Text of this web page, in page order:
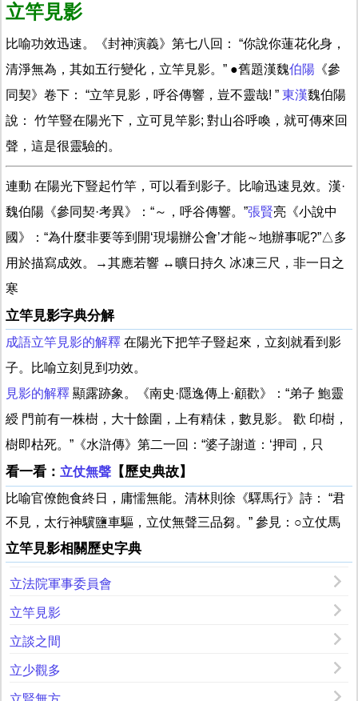
立竿見影
比喻功效迅速。《封神演義》第七八回： “你說你蓮花化身，
清淨無為，其如五行變化，立竿見影。” ●舊題漢魏伯陽 《參
同契》卷下： “立竿見影，呼谷傳響，豈不靈哉! ” 東漢魏伯陽
說： 竹竿豎在陽光下，立可見竿影; 對山谷呼喚，就可傳來回
聲，這是很靈驗的。
連動 在陽光下豎起竹竿，可以看到影子。比喻迅速見效。漢·
魏伯陽《參同契·考異》：“～，呼谷傳響。”張賢亮《小說中
國》：“為什麼非要等到開‘現場辦公會’才能～地辦事呢?”△多
用於描寫成效。→其應若響 ↔曠日持久 冰凍三尺，非一日之
寒
立竿見影字典分解
成語立竿見影的解釋 在陽光下把竿子豎起來，立刻就看到影
子。比喻立刻見到功效。
見影的解釋 顯露跡象。《南史·隱逸傳上·顧歡》：“弟子 鮑靈
綬 門前有一株樹，大十餘圍，上有精佅，數見影。 歡 印樹，
樹即枯死。”《水滸傳》第二一回：“婆子謝道：‘押司，只
看一看： 立仗無聲 【歷史典故】
比喻官僚飽食終日，庸懦無能。清林則徐《驛馬行》詩： “君
不見，太行神驥鹽車驅，立仗無聲三品芻。” 參見：○立仗馬
立竿見影相關歷史字典
立法院軍事委員會
立竿見影
立談之間
立少觀多